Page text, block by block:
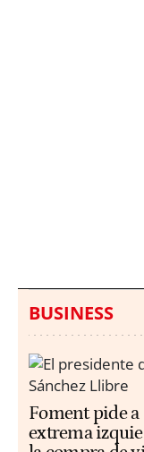
BUSINESS
Foment pide a
extrema